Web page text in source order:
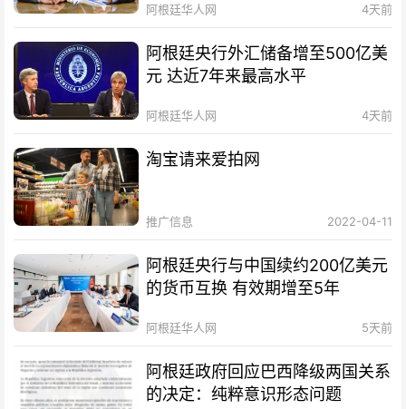
阿根廷华人网 4天前
阿根廷央行外汇储备增至500亿美
元 达近7年来最高水平
阿根廷华人网 4天前
淘宝请来爱拍网
推广信息 2022-04-11
阿根廷央行与中国续约200亿美元
的货币互换 有效期增至5年
阿根廷华人网 5天前
阿根廷政府回应巴西降级两国关系
的决定：纯粹意识形态问题